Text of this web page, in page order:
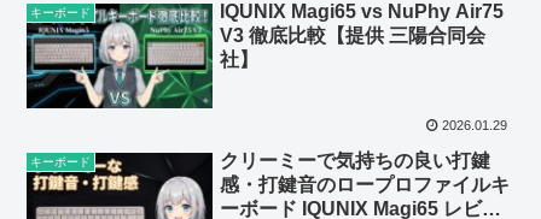
キーボード
IQUNIX Magi65 vs NuPhy Air75
V3 徹底比較【提供 三陽合同会
社】
2026.01.29
キーボード
クリーミーで気持ちの良い打鍵
感・打鍵音のロープロファイルキ
ーボード IQUNIX Magi65 レビュ